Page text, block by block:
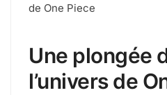
de One Piece
Une plongée
l’univers de